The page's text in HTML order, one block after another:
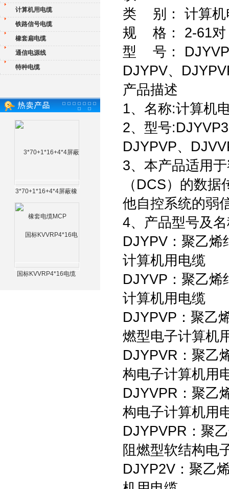
计算机用电缆
铁路信号电缆
橡套扁电缆
通信电源线
特种电缆
3*70+1*16+4*4屏蔽橡
国标KVVRP4*16电缆
类 别： 计算机
规 格： 2-61对
型 号：
DJYPV、
产品描述
1、名称:计算机
2、型号
DJYPVP、
3、本产品适用
（DCS）的数
他自控系统的弱
4、产品型号及
DJYPV：聚乙烯
计算机用电缆
DJYVP：聚乙烯
计算机用电缆
DJYPVP：聚乙
燃型电子计算机
DJYPVR：聚乙
构电子计算机用
DJYVPR：聚乙
构电子计算机用
DJYPVPR：聚
阻燃型软结构电
DJYP2V：聚乙